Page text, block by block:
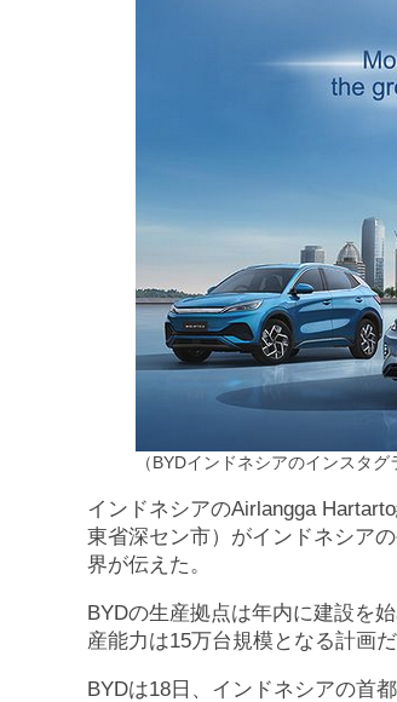
（BYDインドネシアのインスタグ
インドネシアのAirlangga
東省深セン市）がインドネシア
界が伝えた。
BYDの生産拠点は年内に建設を
産能力は15万台規模となる計画
BYDは18日、インドネシアの首